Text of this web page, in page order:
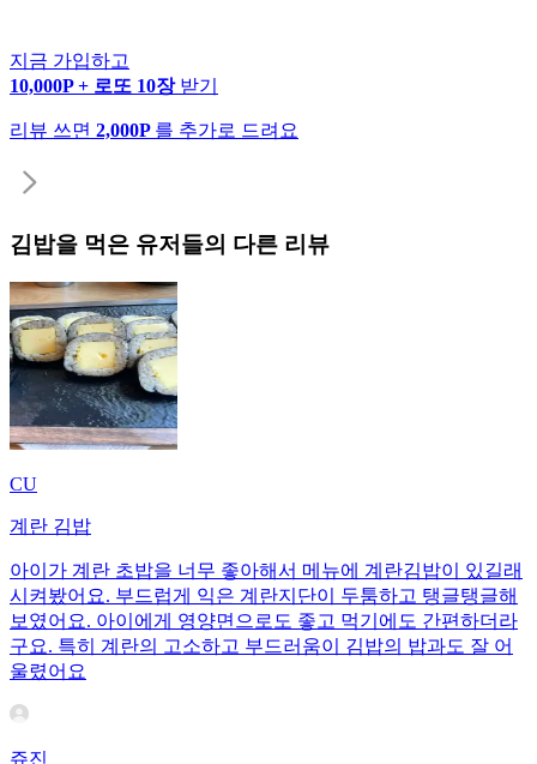
지금 가입하고
10,000P + 로또 10장 받기
리뷰 쓰면 2,000P 를 추가로 드려요
김밥을 먹은 유저들의 다른 리뷰
CU
계란 김밥
아이가 계란 초밥을 너무 좋아해서 메뉴에 계란김밥이 있길래
시켜봤어요. 부드럽게 익은 계란지단이 두툼하고 탱글탱글해
보였어요. 아이에게 영양면으로도 좋고 먹기에도 간편하더라
구요. 특히 계란의 고소하고 부드러움이 김밥의 밥과도 잘 어
울렸어요
쥬진